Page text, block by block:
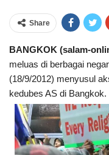
Share
BANGKOK (salam-
meluas di berbagai
(18/9/2012) menyusul
kedubes AS di Bangkok.